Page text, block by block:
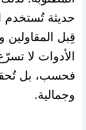
حديثة
قِبل
الأدوات لا
فحسب، بل
وجمالية.